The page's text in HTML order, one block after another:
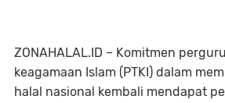
ZONAHALAL.ID – Komitmen
keagamaan Islam (PTKI) dalam
halal nasional kembali mendapat